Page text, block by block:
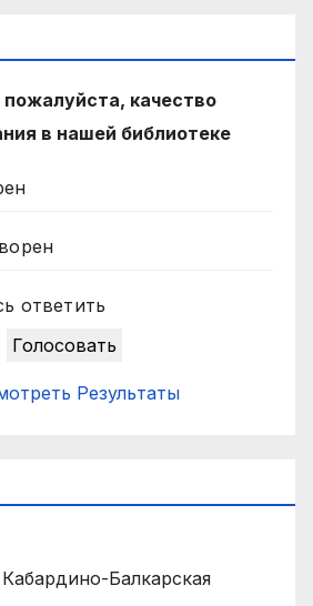
качество
в нашей библиотеке
ответить
Результаты
Балкарская